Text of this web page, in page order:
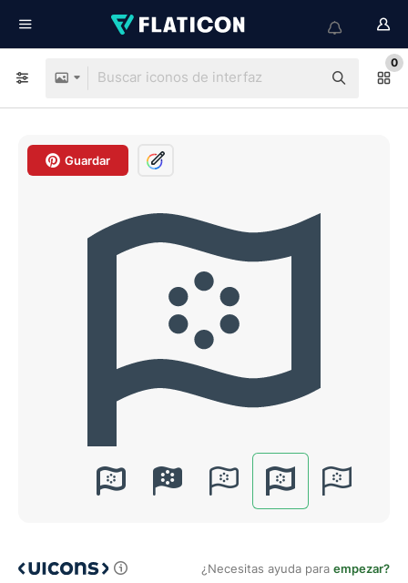
0
Guardar
¿Necesitas ayuda para empezar?